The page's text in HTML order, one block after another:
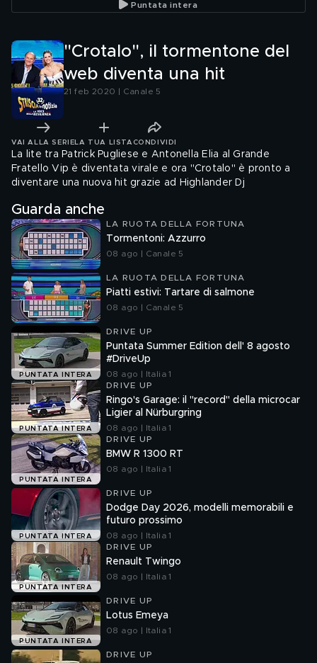
Puntata intera
"Crotalo", il tormentone del
web diventa una hit
21 feb 2020 | Canale 5
VAI ALLA SERIE LA TUA LISTA CONDIVIDI
La lite tra Patrick Pugliese e Antonella Elia al Grande
Fratello Vip è diventata virale e ora "Crotalo" è pronto a
diventare una nuova hit grazie ad Highlander Dj
Guarda anche
LA RUOTA DELLA FORTUNA
Tormentoni: Azzurro
08 ago | Canale 5
LA RUOTA DELLA FORTUNA
Piatti estivi: Tartare di salmone
08 ago | Canale 5
PUNTATA INTERA
DRIVE UP
Puntata Summer Edition dell' 8 agosto
#DriveUp
08 ago | Italia 1
PUNTATA INTERA
DRIVE UP
Ringo's Garage: il "record" della microcar
Ligier al Nürburgring
08 ago | Italia 1
PUNTATA INTERA
DRIVE UP
BMW R 1300 RT
08 ago | Italia 1
PUNTATA INTERA
DRIVE UP
Dodge Day 2026, modelli memorabili e
futuro prossimo
08 ago | Italia 1
PUNTATA INTERA
DRIVE UP
Renault Twingo
08 ago | Italia 1
PUNTATA INTERA
DRIVE UP
Lotus Emeya
08 ago | Italia 1
DRIVE UP